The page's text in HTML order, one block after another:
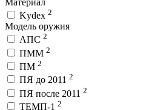
Kydex 2
Модель оружия
АПС 2
ПММ 2
ПМ 2
ПЯ до 2011 2
ПЯ после 2011 2
ТЕМП-1 2